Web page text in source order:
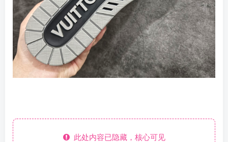
此处内容已隐藏，核心可见